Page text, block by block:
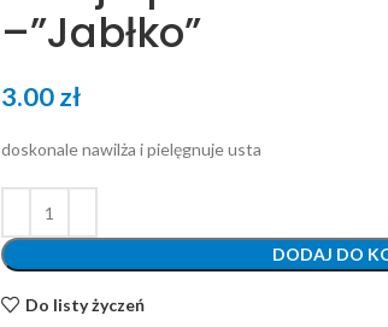
–”Jabłko”
3.00zł
doskonale nawilża i pielęgnuje usta
DODAJ DO
Do listy życzeń